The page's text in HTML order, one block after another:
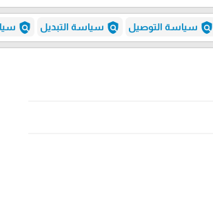
policy سياسة التوصيل policy سياسة التبديل policy